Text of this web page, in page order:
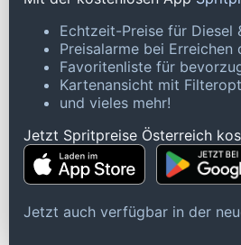
Echtzeit-Preise für Diesel
Preisalarme bei Erreichen
Favoritenliste für
Kartenansicht mit
und vieles mehr!
Jetzt Spritpreise Österreich
Jetzt auch verfügbar in der